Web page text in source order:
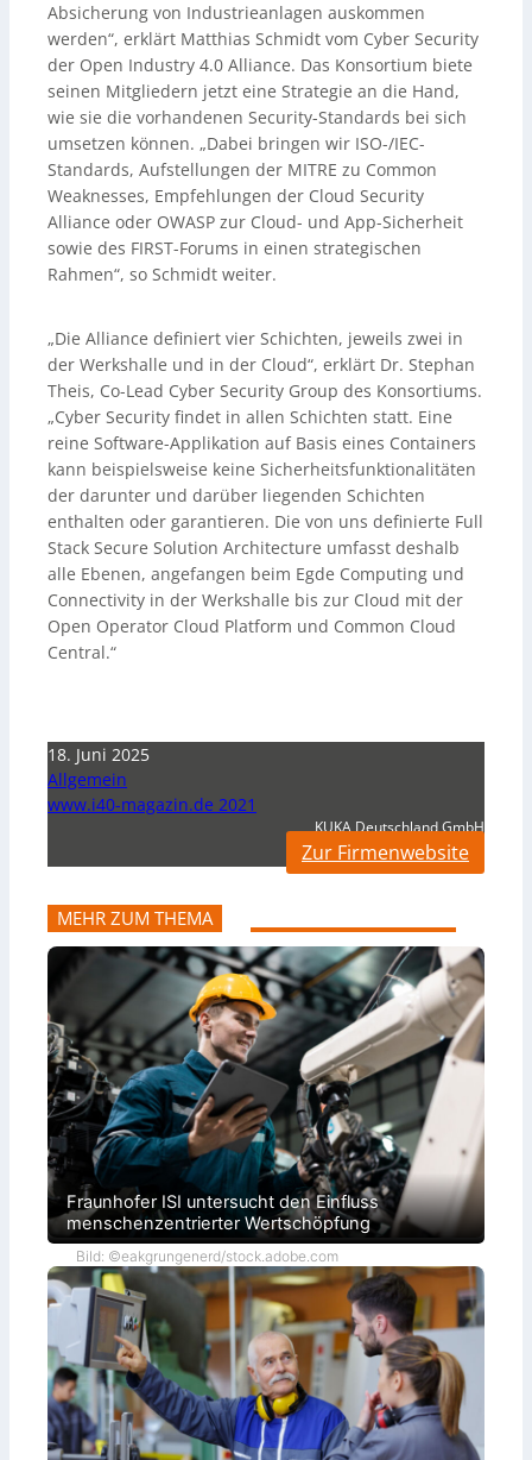
Absicherung von Industrieanlagen auskommen
werden“, erklärt Matthias Schmidt vom Cyber Security
der Open Industry 4.0 Alliance. Das Konsortium biete
seinen Mitgliedern jetzt eine Strategie an die Hand,
wie sie die vorhandenen Security-Standards bei sich
umsetzen können. „Dabei bringen wir ISO-/IEC-
Standards, Aufstellungen der MITRE zu Common
Weaknesses, Empfehlungen der Cloud Security
Alliance oder OWASP zur Cloud- und App-Sicherheit
sowie des FIRST-Forums in einen strategischen
Rahmen“, so Schmidt weiter.
„Die Alliance definiert vier Schichten, jeweils zwei in
der Werkshalle und in der Cloud“, erklärt Dr. Stephan
Theis, Co-Lead Cyber Security Group des Konsortiums.
„Cyber Security findet in allen Schichten statt. Eine
reine Software-Applikation auf Basis eines Containers
kann beispielsweise keine Sicherheitsfunktionalitäten
der darunter und darüber liegenden Schichten
enthalten oder garantieren. Die von uns definierte Full
Stack Secure Solution Architecture umfasst deshalb
alle Ebenen, angefangen beim Egde Computing und
Connectivity in der Werkshalle bis zur Cloud mit der
Open Operator Cloud Platform und Common Cloud
Central.“
18. Juni 2025
Allgemein
www.i40-magazin.de 2021
KUKA Deutschland GmbH
Zur Firmenwebsite
MEHR ZUM THEMA
Fraunhofer ISI untersucht den Einfluss
menschenzentrierter Wertschöpfung
Bild: ©eakgrungenerd/stock.adobe.com